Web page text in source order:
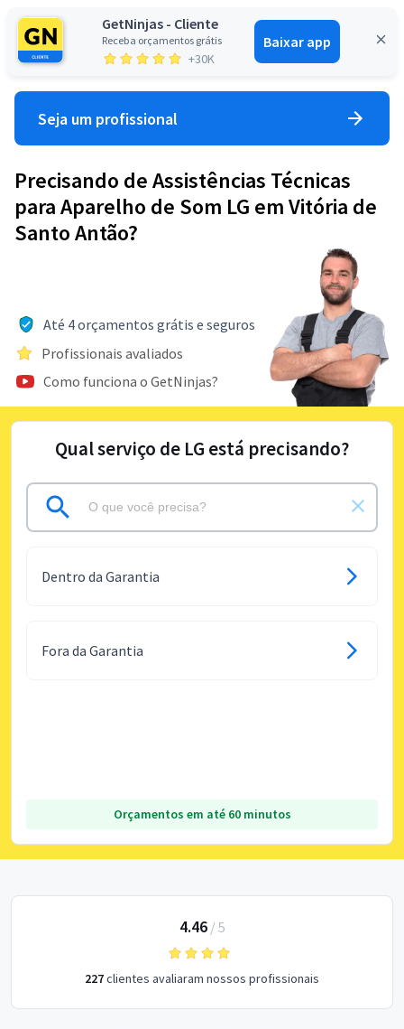
GetNinjas - Cliente
Receba orçamentos grátis
+30K
Baixar app
Entrar
Seja um profissional
Precisando de Assistências Técnicas
para Aparelho de Som LG em Vitória de
Santo Antão?
Até 4 orçamentos grátis e seguros
Profissionais avaliados
Como funciona o GetNinjas?
Qual serviço de LG está precisando?
Dentro da Garantia
Fora da Garantia
Orçamentos em até 60 minutos
4.46/ 5
227clientes avaliaram nossos profissionais